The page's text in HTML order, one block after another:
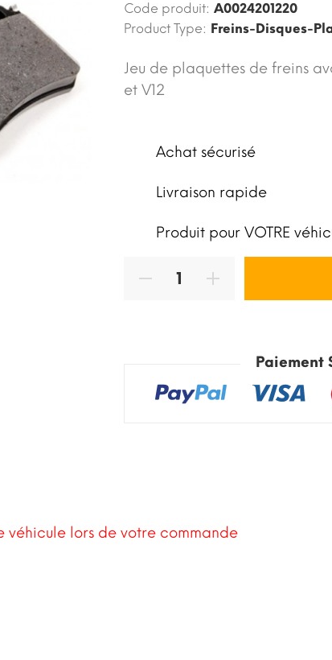
Code produit: A0024201220
Product Type: Freins-Disques-
Jeu de plaquettes de freins
et V12
Achat sécurisé
Livraison rapide
Produit pour VOTRE
Paiement
véhicule lors de votre commande